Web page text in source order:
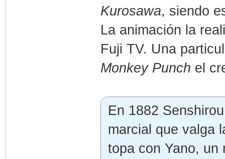
Kurosawa, siendo
La animación la
Fuji TV. Una
Monkey Punch el
En 1882
marcial que valga
topa con Yano, un